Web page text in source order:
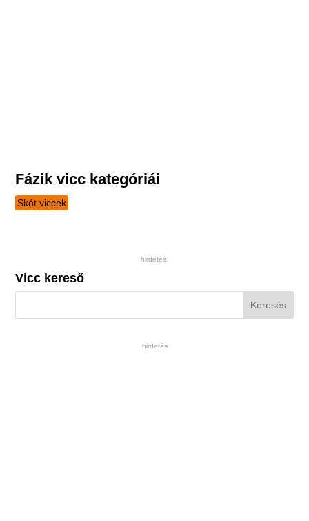
Fázik vicc kategóriái
Skót viccek
hirdetés:
Vicc kereső
hirdetés